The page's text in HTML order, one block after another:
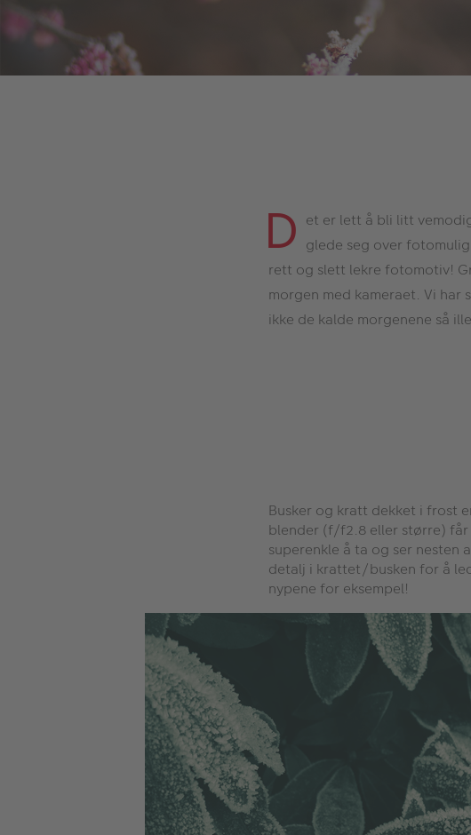
D et er lett å bli litt
glede seg over
rett og slett lekre fotomotiv!
morgen med kameraet. Vi har
ikke de kalde morgenene så
Busker og kratt dekket i frost
blender (f/f2.8 eller større)
superenkle å ta og ser nesten
detalj i krattet/busken for å
nypene for eksempel!